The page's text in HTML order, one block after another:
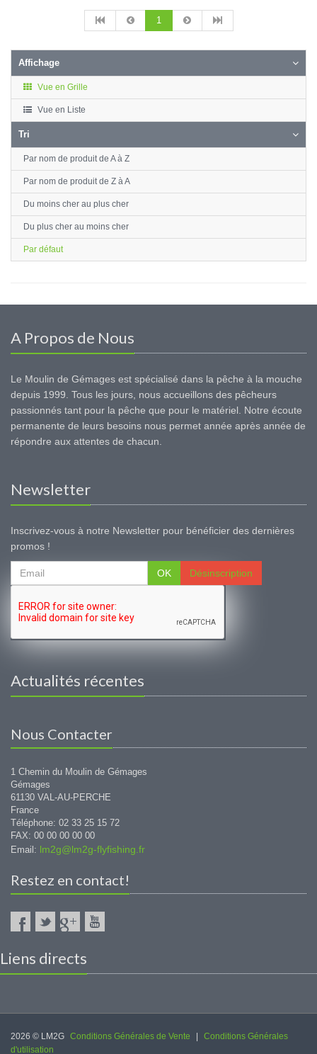
1
Affichage
Vue en Grille
Vue en Liste
Tri
Par nom de produit de A à Z
Par nom de produit de Z à A
Du moins cher au plus cher
Du plus cher au moins cher
Par défaut
A Propos de Nous
Le Moulin de Gémages est spécialisé dans la pêche à la mouche
depuis 1999. Tous les jours, nous accueillons des pêcheurs
passionnés tant pour la pêche que pour le matériel. Notre écoute
permanente de leurs besoins nous permet année après année de
répondre aux attentes de chacun.
Newsletter
Inscrivez-vous à notre Newsletter pour bénéficier des dernières
promos !
OK Désinscription
Actualités récentes
Nous Contacter
1 Chemin du Moulin de Gémages
Gémages
61130 VAL-AU-PERCHE
France
Téléphone: 02 33 25 15 72
FAX: 00 00 00 00 00
Email: lm2g@lm2g-flyfishing.fr
Restez en contact!
Liens directs
2026 © LM2G Conditions Générales de Vente
Conditions Générales
d'utilisation